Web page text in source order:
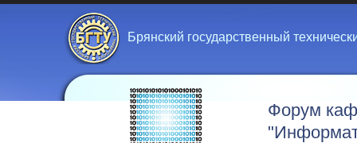
Брянский государственный
Форум